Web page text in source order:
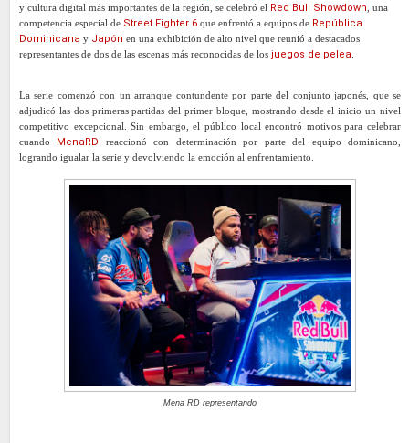
y cultura digital más importantes de la región, se celebró el Red Bull Showdown , una
competencia especial de Street Fighter 6 que enfrentó a equipos de República
Dominicana y Japón en una exhibición de alto nivel que reunió a destacados
representantes de dos de las escenas más reconocidas de los juegos de pelea
La serie comenzó con un arranque contundente por parte del conjunto japonés, que se
adjudicó las dos primeras partidas del primer bloque, mostrando desde el inicio un nivel
competitivo excepcional. Sin embargo, el público local encontró motivos para celebrar
cuando
MenaRD
reaccionó con determinación por parte del equipo dominicano,
logrando igualar la serie y devolviendo la emoción al enfrentamiento.
Mena RD representando